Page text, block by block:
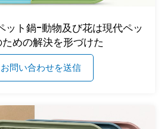
ット鍋-動物及び花は現代ペッ
ための解決を形づけた
問い合わせを送信